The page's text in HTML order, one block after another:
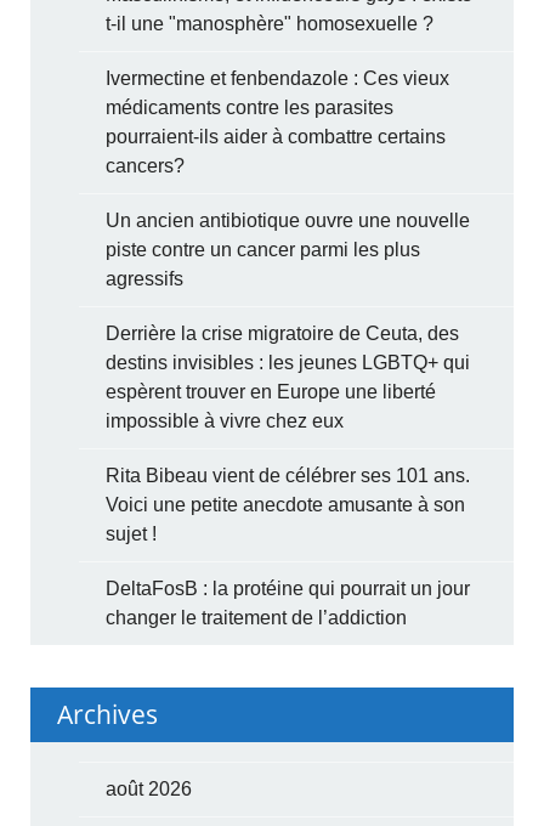
t-il une "manosphère" homosexuelle ?
Ivermectine et fenbendazole : Ces vieux
médicaments contre les parasites
pourraient-ils aider à combattre certains
cancers?
Un ancien antibiotique ouvre une nouvelle
piste contre un cancer parmi les plus
agressifs
Derrière la crise migratoire de Ceuta, des
destins invisibles : les jeunes LGBTQ+ qui
espèrent trouver en Europe une liberté
impossible à vivre chez eux
Rita Bibeau vient de célébrer ses 101 ans.
Voici une petite anecdote amusante à son
sujet !
DeltaFosB : la protéine qui pourrait un jour
changer le traitement de l’addiction
Archives
août 2026